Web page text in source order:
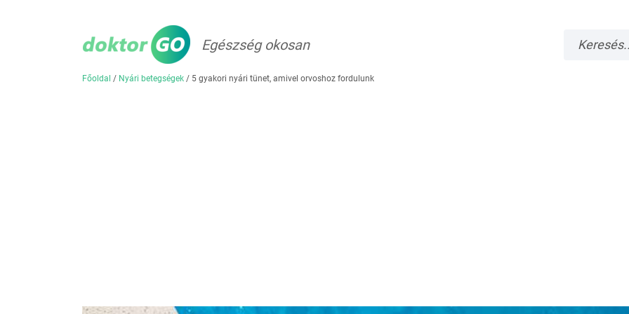
Egészség okosan
Főoldal / Nyári betegségek / 5 gyakori nyári tünet, amivel orvoshoz fordulunk